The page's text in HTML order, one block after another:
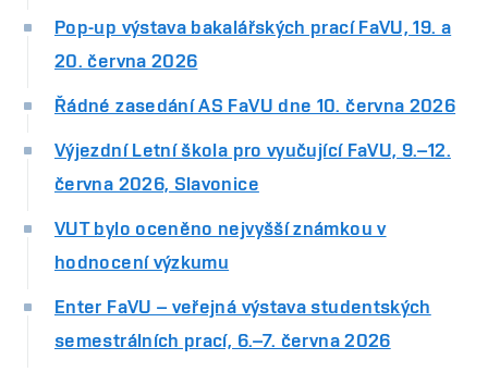
Pop-up výstava bakalářských prací FaVU, 19. a
20. června 2026
Řádné zasedání AS FaVU dne 10. června 2026
Výjezdní Letní škola pro vyučující FaVU, 9.–12.
června 2026, Slavonice
VUT bylo oceněno nejvyšší známkou v
hodnocení výzkumu
Enter FaVU – veřejná výstava studentských
semestrálních prací, 6.–7. června 2026